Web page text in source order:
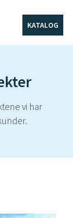
KATALOG
vi har